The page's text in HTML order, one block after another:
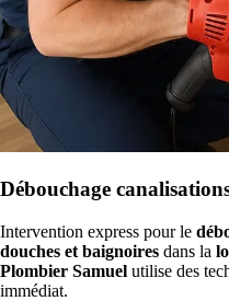
Débouchage
Intervention express pour le
douches et baignoires dans la
Plombier Samuel utilise des
immédiat.